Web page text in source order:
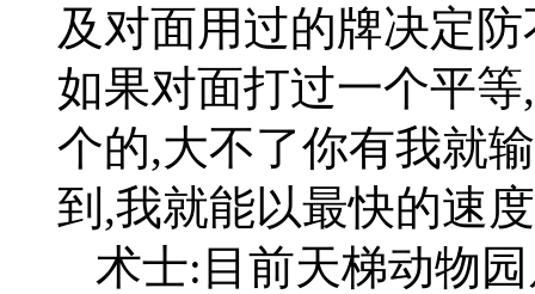
及对面用过的牌决定
如果对面打过一个平
个的,大不了你有我就
到,我就能以最快的速
术士:目前天梯动物